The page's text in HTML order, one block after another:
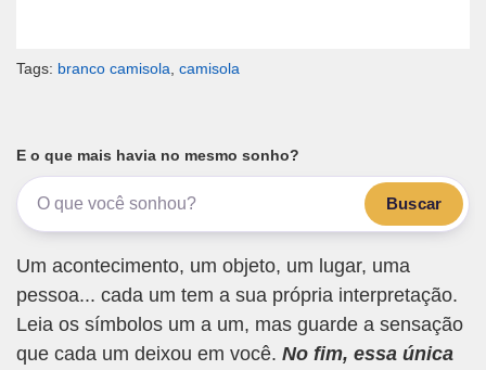
Tags: branco camisola camisola
E o que mais havia no mesmo sonho?
Buscar
Um acontecimento, um objeto, um lugar, uma
pessoa... cada um tem a sua própria interpretação.
Leia os símbolos um a um, mas guarde a sensação
que cada um deixou em você. No fim, essa única